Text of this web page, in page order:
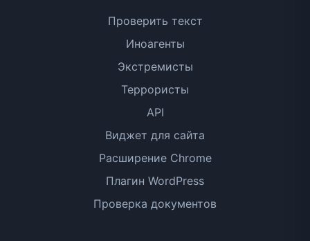
Проверить текст
Иноагенты
Экстремисты
Террористы
API
Виджет для сайта
Расширение Chrome
Плагин WordPress
Проверка документов